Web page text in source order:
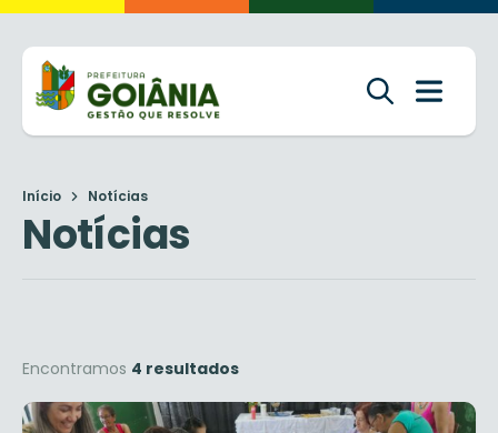
Início Notícias
Notícias
Encontramos 4 resultados